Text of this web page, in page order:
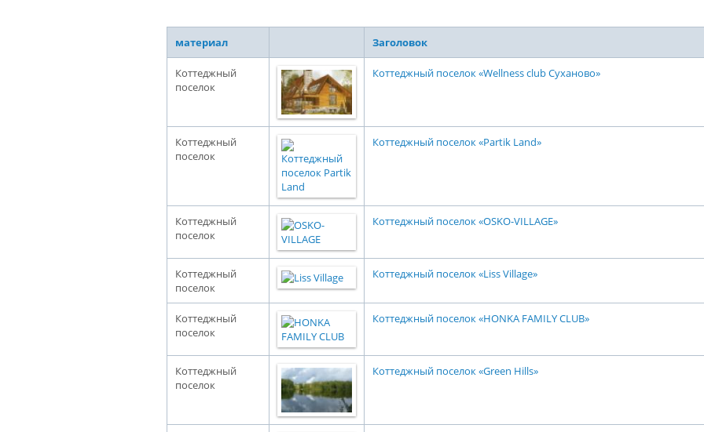
материал Заголовок
Коттеджный
поселок
Коттеджный поселок «Wellness club Суханово»
Коттеджный
поселок
Коттеджный поселок «Partik Land»
Коттеджный
поселок
Коттеджный поселок «OSKO-VILLAGE»
Коттеджный
поселок
Коттеджный поселок «Liss Village»
Коттеджный
поселок
Коттеджный поселок «HONKA FAMILY CLUB»
Коттеджный
поселок
Коттеджный поселок «Green Hills»